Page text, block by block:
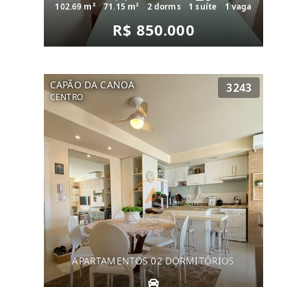
102.69 m² 71.15 m² 2 dorms 1 suíte 1 vaga
R$ 850.000
CAPÃO DA CANOA
CENTRO
3243
APARTAMENTOS 02 DORMITÓRIOS